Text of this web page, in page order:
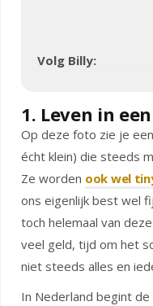
Volg Billy:
1. Leven in
Op deze foto zie je
écht klein) die steeds
Ze worden ook wel
ons eigenlijk best wel
toch helemaal van
veel geld, tijd om het
niet steeds alles en
In Nederland begint